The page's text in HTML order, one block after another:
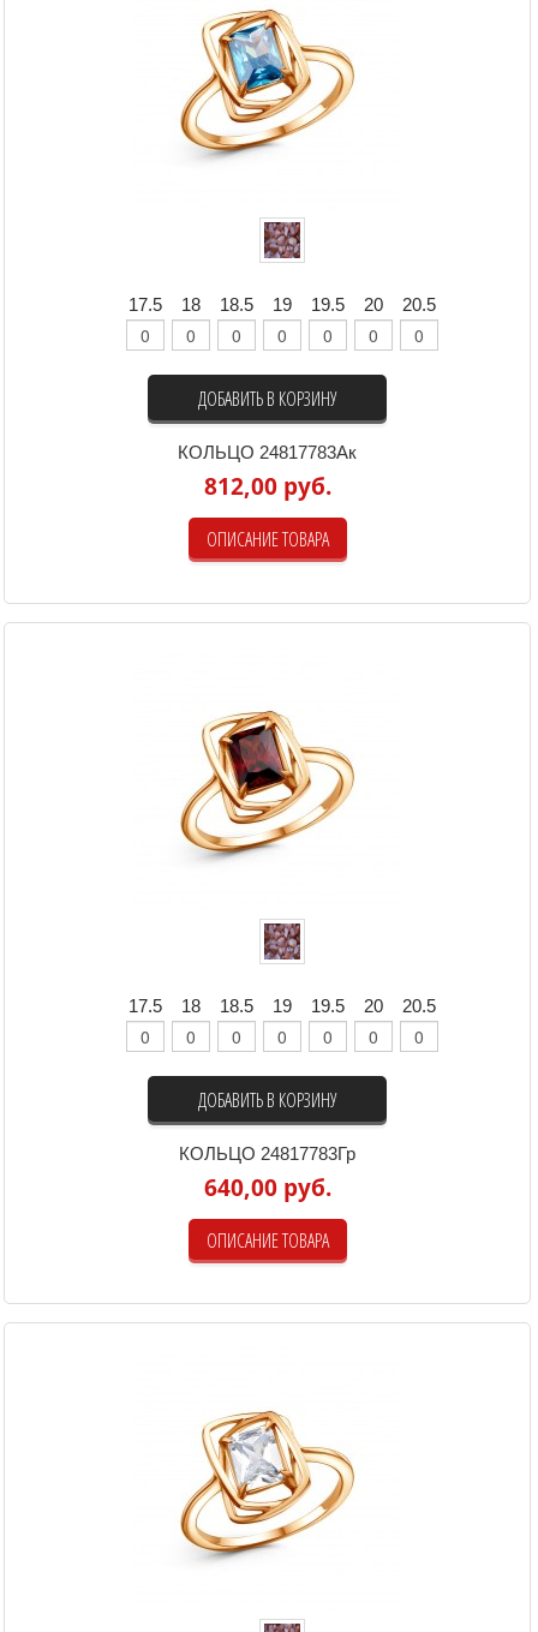
17.5 18 18.5 19 19.5 20 20.5
ДОБАВИТЬ В КОРЗИНУ
КОЛЬЦО 24817783Ак
812,00 руб.
ОПИСАНИЕ ТОВАРА
17.5 18 18.5 19 19.5 20 20.5
ДОБАВИТЬ В КОРЗИНУ
КОЛЬЦО 24817783Гр
640,00 руб.
ОПИСАНИЕ ТОВАРА